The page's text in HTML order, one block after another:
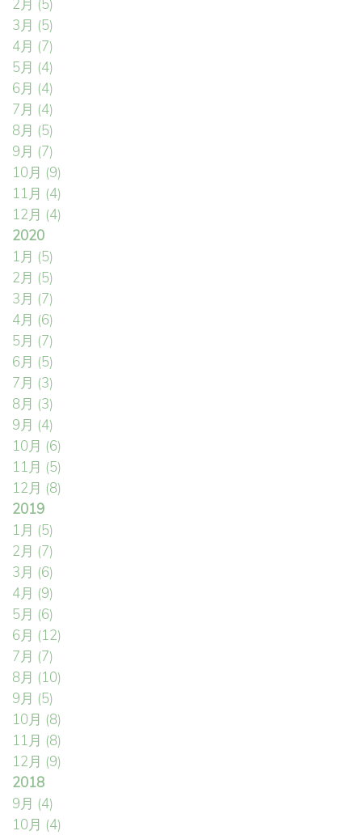
2月 (5)
3月 (5)
4月 (7)
5月 (4)
6月 (4)
7月 (4)
8月 (5)
9月 (7)
10月 (9)
11月 (4)
12月 (4)
2020
1月 (5)
2月 (5)
3月 (7)
4月 (6)
5月 (7)
6月 (5)
7月 (3)
8月 (3)
9月 (4)
10月 (6)
11月 (5)
12月 (8)
2019
1月 (5)
2月 (7)
3月 (6)
4月 (9)
5月 (6)
6月 (12)
7月 (7)
8月 (10)
9月 (5)
10月 (8)
11月 (8)
12月 (9)
2018
9月 (4)
10月 (4)